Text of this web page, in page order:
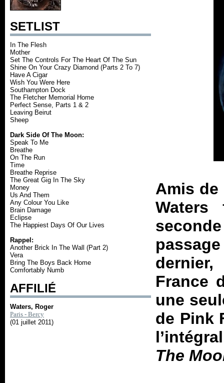
SETLIST
In The Flesh
Mother
Set The Controls For The Heart Of The Sun
Shine On Your Crazy Diamond (Parts 2 To 7)
Have A Cigar
Wish You Were Here
Southampton Dock
The Fletcher Memorial Home
Perfect Sense, Parts 1 & 2
Leaving Beirut
Sheep
Dark Side Of The Moon:
Speak To Me
Breathe
On The Run
Time
Breathe Reprise
The Great Gig In The Sky
Money
Us And Them
Any Colour You Like
Brain Damage
Eclipse
The Happiest Days Of Our Lives
Rappel:
Another Brick In The Wall (Part 2)
Vera
Bring The Boys Back Home
Comfortably Numb
AFFILIÉ
Waters, Roger
Paris - Bercy
(01 juillet 2011)
Amis de
France
une
de Pink
The